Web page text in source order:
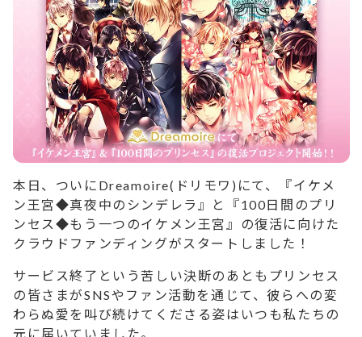
本日、ついにDreamoire(ドリモワ)にて、
『イケメ
ン王宮◆真夜中のシンデレラ』と『100日間のプリ
ンセス◆もう一つのイケメン王宮』の復活に向けた
クラウドファンディングがスタートしました！
サービス終了という苦しい決断のあともプリンセス
の皆さまがSNSやファン活動を通じて、彼らへの変
わらぬ愛を叫び続けてくださる姿はいつも私たちの
元に届いていました。